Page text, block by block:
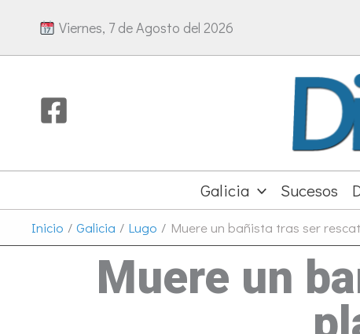
Viernes, 7 de Agosto del 2026
Galicia Sucesos
Inicio Galicia Lugo Muere un bañista tras ser
Muere un